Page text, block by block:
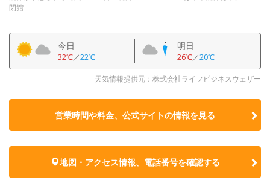
閉館
今日
32℃／22℃
明日
26℃／20℃
天気情報提供元：株式会社ライフビジネスウェザー
営業時間や料金、公式サイトの情報を見る
地図・アクセス情報、電話番号を確認する